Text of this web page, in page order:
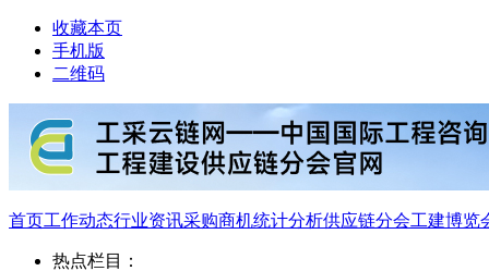
收藏本页
手机版
二维码
首页工作动态行业资讯采购商机统计分析供应链分会工建博览
热点栏目：